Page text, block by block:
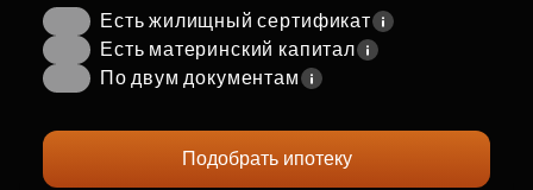
Есть жилищный сертификат
Есть материнский капитал
По двум документам
Подобрать ипотеку